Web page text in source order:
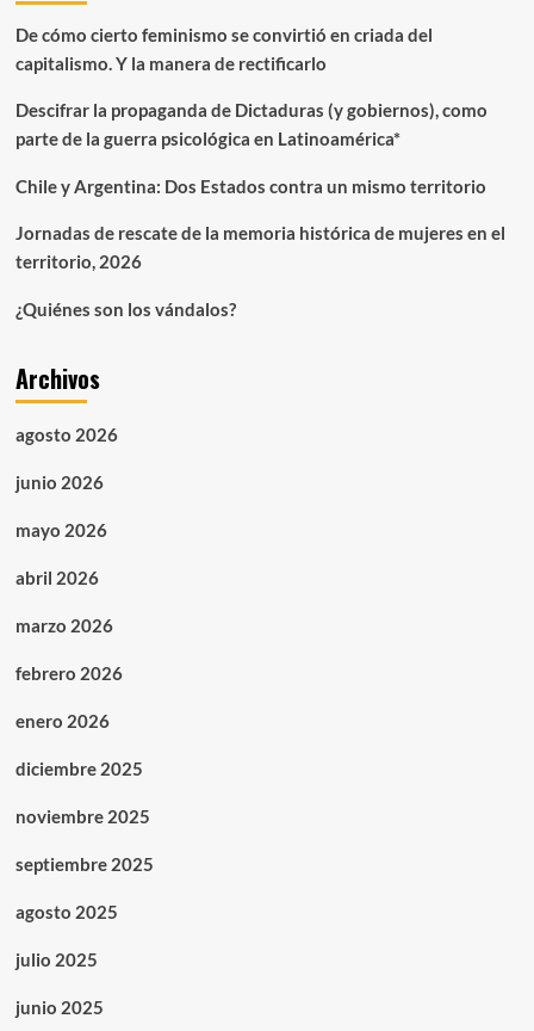
De cómo cierto feminismo se convirtió en criada del
capitalismo. Y la manera de rectificarlo
Descifrar la propaganda de Dictaduras (y gobiernos), como
parte de la guerra psicológica en Latinoamérica*
Chile y Argentina: Dos Estados contra un mismo territorio
Jornadas de rescate de la memoria histórica de mujeres en el
territorio, 2026
¿Quiénes son los vándalos?
Archivos
agosto 2026
junio 2026
mayo 2026
abril 2026
marzo 2026
febrero 2026
enero 2026
diciembre 2025
noviembre 2025
septiembre 2025
agosto 2025
julio 2025
junio 2025